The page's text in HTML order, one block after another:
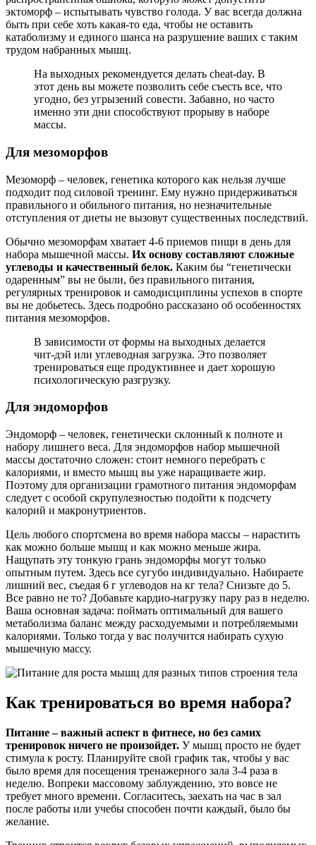
эктоморф – испытывать чувство голода. У вас всегда должна
быть при себе хоть какая-то еда, чтобы не оставить
катаболизму и единого шанса на разрушение ваших с таким
трудом набранных мышц.
На выходных рекомендуется делать cheat-day. В
этот день вы можете позволить себе съесть все, что
угодно, без угрызений совести. Забавно, но часто
именно эти дни способствуют прорыву в наборе
массы.
Для мезоморфов
Мезоморф – человек, генетика которого как нельзя лучше
подходит под силовой тренинг. Ему нужно придерживаться
правильного и обильного питания, но незначительные
отступления от диеты не вызовут существенных последствий.
Обычно мезоморфам хватает 4-6 приемов пищи в день для
набора мышечной массы. Их основу составляют сложные
углеводы и качественный белок. Каким бы “генетически
одаренным” вы не были, без правильного питания,
регулярных тренировок и самодисциплины успехов в спорте
вы не добьетесь. Здесь подробно рассказано об особенностях
питания мезоморфов.
В зависимости от формы на выходных делается
чит-дэй или углеводная загрузка. Это позволяет
тренироваться еще продуктивнее и дает хорошую
психологическую разгрузку.
Для эндоморфов
Эндоморф – человек, генетически склонный к полноте и
набору лишнего веса. Для эндоморфов набор мышечной
массы достаточно сложен: стоит немного перебрать с
калориями, и вместо мышц вы уже наращиваете жир.
Поэтому для организации грамотного питания эндоморфам
следует с особой скрупулезностью подойти к подсчету
калорий и макронутриентов.
Цель любого спортсмена во время набора массы – нарастить
как можно больше мышц и как можно меньше жира.
Нащупать эту тонкую грань эндоморфы могут только
опытным путем. Здесь все сугубо индивидуально. Набираете
лишний вес, съедая 6 г углеводов на кг тела? Снизьте до 5.
Все равно не то? Добавьте кардио-нагрузку пару раз в неделю.
Ваша основная задача: поймать оптимальный для вашего
метаболизма баланс между расходуемыми и потребляемыми
калориями. Только тогда у вас получится набирать сухую
мышечную массу.
Как тренироваться во время набора?
Питание – важный аспект в фитнесе, но без самих
тренировок ничего не произойдет. У мышц просто не будет
стимула к росту. Планируйте свой график так, чтобы у вас
было время для посещения тренажерного зала 3-4 раза в
неделю. Вопреки массовому заблуждению, это вовсе не
требует много времени. Согласитесь, заехать на час в зал
после работы или учебы способен почти каждый, было бы
желание.